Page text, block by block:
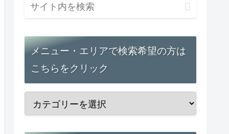
メニュー・エリアで検索希望の方は
こちらをクリック